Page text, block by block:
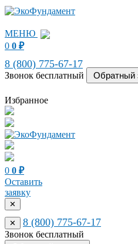
МЕНЮ
0 0 ₽
8 (800) 775-67-17
Звонок бесплатный
Избранное
0 0 ₽
Оставить
заявку
✕
✕ 8 (800) 775-67-17
Звонок бесплатный